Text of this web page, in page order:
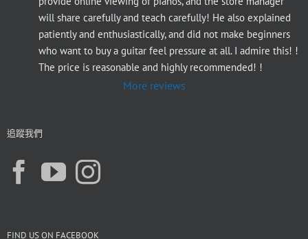
will share carefully and teach carefully! He also explained
patiently and enthusiastically, and did not make beginners
who want to buy a guitar feel pressure at all. I admire this! !
The price is reasonable and highly recommended! !
More reviews
追蹤我們
FIND US ON FACEBOOK